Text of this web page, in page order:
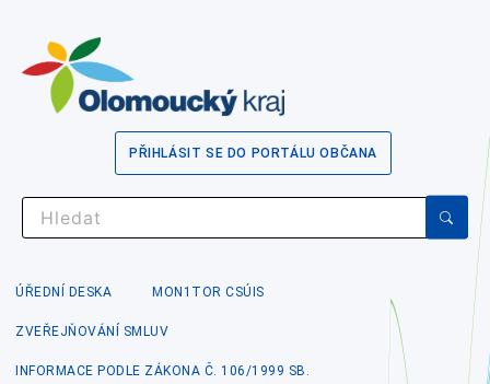
PŘIHLÁSIT SE DO PORTÁLU OBČANA
ÚŘEDNÍ DESKA MON1TOR CSÚIS
ZVEŘEJŇOVÁNÍ SMLUV
INFORMACE PODLE ZÁKONA Č. 106/1999 SB.